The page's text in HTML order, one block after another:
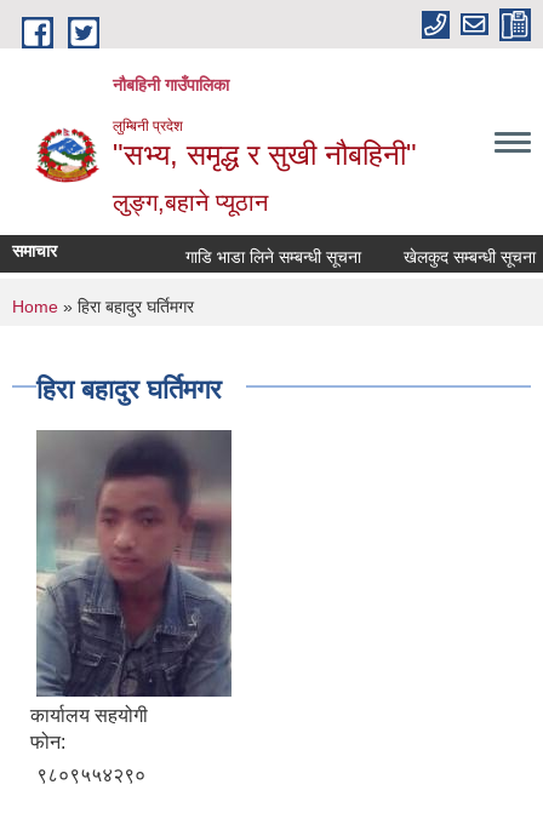
Skip to main content
नौबहिनी गाउँपालिका
लुम्बिनी प्रदेश
"सभ्य, समृद्ध र सुखी नौबहिनी"
लुङ्ग,बहाने प्यूठान
समाचार गाडि भाडा लिने सम्बन्धी सूचना खेलकुद सम्बन्धी सूचना
You are here
Home » हिरा बहादुर घर्तिमगर
हिरा बहादुर घर्तिमगर
कार्यालय सहयोगी
फोन:
९८०९५५४२९०